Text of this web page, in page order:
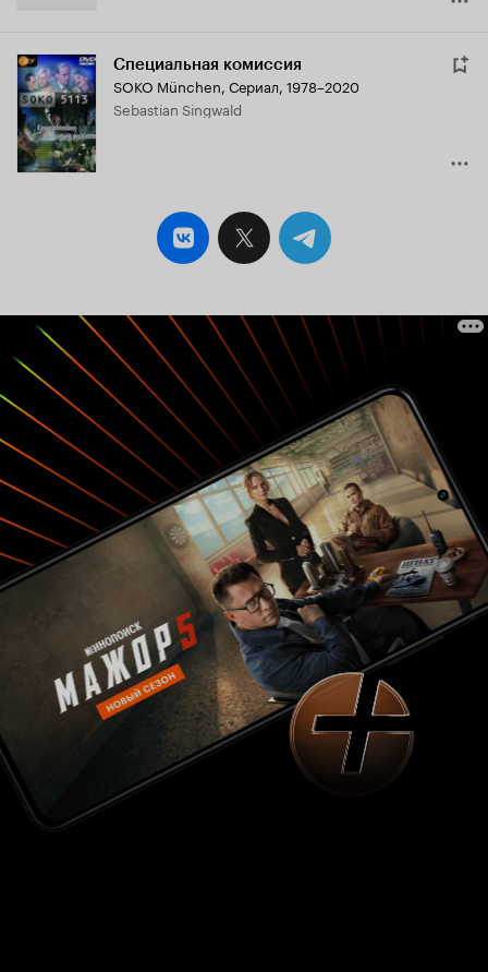
Специальная комиссия
SOKO München, Сериал, 1978–2020
Sebastian Singwald